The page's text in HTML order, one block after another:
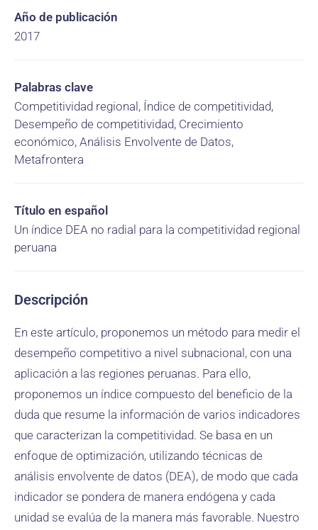
Año de publicación
2017
Palabras clave
Competitividad regional, Índice de competitividad,
Desempeño de competitividad, Crecimiento
económico, Análisis Envolvente de Datos,
Metafrontera
Título en español
Un índice DEA no radial para la competitividad regional
peruana
Descripción
En este artículo, proponemos un método para medir el
desempeño competitivo a nivel subnacional, con una
aplicación a las regiones peruanas. Para ello,
proponemos un índice compuesto del beneficio de la
duda que resume la información de varios indicadores
que caracterizan la competitividad. Se basa en un
enfoque de optimización, utilizando técnicas de
análisis envolvente de datos (DEA), de modo que cada
indicador se pondera de manera endógena y cada
unidad se evalúa de la manera más favorable. Nuestro